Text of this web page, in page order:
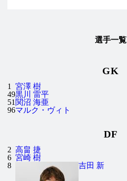
選手一覧
GK
1
宮澤 樹
49黒川 雷平
51 関沼 海亜
96マルク・ヴィト
DF
2 高畠 捷
6 宮崎 樹
8
吉田 新